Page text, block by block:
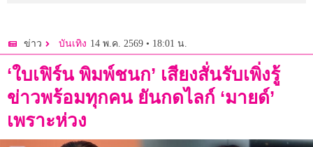
ข่าว บันเทิง 14 พ.ค. 2569 • 18:01 น.
‘ใบเฟิร์น พิมพ์ชนก’ เสียงสั่นรับเพิ่งรู้
ข่าวพร้อมทุกคน ยันกดไลก์ ‘มายด์’
เพราะห่วง